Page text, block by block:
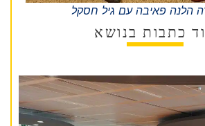
הלנה פאיבה עם גיל חסקל
כתבות בנושא